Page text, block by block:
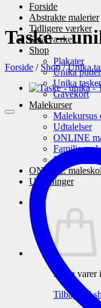
Forside
Abstrakte malerier
Tidligere værker
Små værker
Shop
Plakater
Unika puder
Unika tasker
Gavekort
Malekurser
Malekursus
Udtalelser
ONLINE
Familie
ONLINE
Udstillinger
Ingen varer
Tilbage til
Taske –
Forside / Shop / Unika